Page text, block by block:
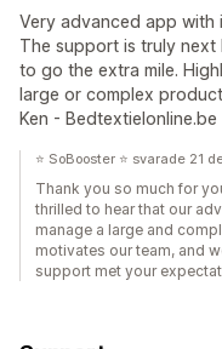
Very advanced app
The support is truly next
to go the extra mile.
large or complex
Ken - Bedtextielonline.be
⭐ SoBooster ⭐ svarade 21
Thank you so much for
thrilled to hear that our
manage a large and
motivates our team, and
support met your